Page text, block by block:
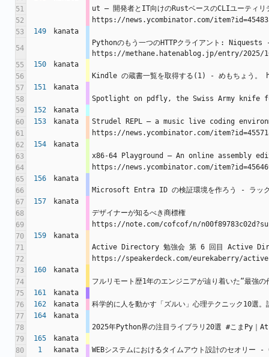
51
ut – 開発者とIT向けのRustベースのCLIユーティ
52
https://news.ycombinator.com/
53
149
kanata
54
Pythonのもう一つのHTTPクライアント: Niquests
https://methane.hatenablog.jp/entry/2025/10/07/
55
150
kanata
56
Kindle の蔵書一覧を取得する(1) - めもちょ
57
151
kanata
58
Spotlight on pdfly, the Swiss Army knife
59
152
kanata
60
153 kanata
Strudel REPL – a music live coding
61
https://news.ycombinator.com/
62
154
kanata
63
x86-64 Playground – An online assembly
64
https://news.ycombinator.com/
65
156
kanata
66
Microsoft Entra ID の検証環境を作ろう - ラ
67
157
kanata
68
デザイナーが知るべき商標権
69
https://note.com/cofcof/n/
70
159
kanata
71
Active Directory 勉強会 第 6 回目 Active
72
https://speakerdeck.com/eurekaberry/
73
160
kanata
74
フルリモート歴1年のエンジニアが辿り着いた
75
161
kanata
76
162 kanata
科学的に人を動かす「ズルい」心理テクニ
77
164
kanata
78
2025年Python界の注目ライブラリ20選 #こま
79
165
kanata
80
1 kanata WEBシステムにおけるタイムアウト設計のセ